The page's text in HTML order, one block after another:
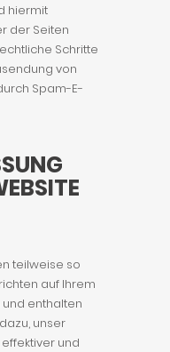
hiermit
der Seiten
Schritte
von
Spam-E-
teilweise so
auf Ihrem
enthalten
unser
und